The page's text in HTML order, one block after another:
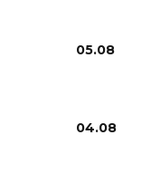
05.08
04.08